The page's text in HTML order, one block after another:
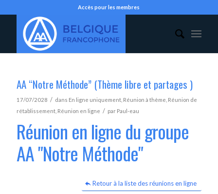
Accès pour les membres
AA “Notre Méthode” (Thème libre et partages )
17/07/2028 / dans En ligne uniquement, Réunion à thème Réunion de
rétablissement, Réunion en ligne / par Paul-eau
Réunion en ligne du groupe
AA "Notre Méthode"
Retour à la liste des réunions en ligne